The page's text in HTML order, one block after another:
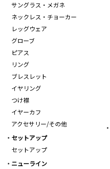
サングラス・メガネ
ネックレス・チョーカー
レッグウェア
グローブ
ピアス
リング
ブレスレット
イヤリング
つけ襟
イヤーカフ
アクセサリー/その他
セットアップ
セットアップ
ニューライン